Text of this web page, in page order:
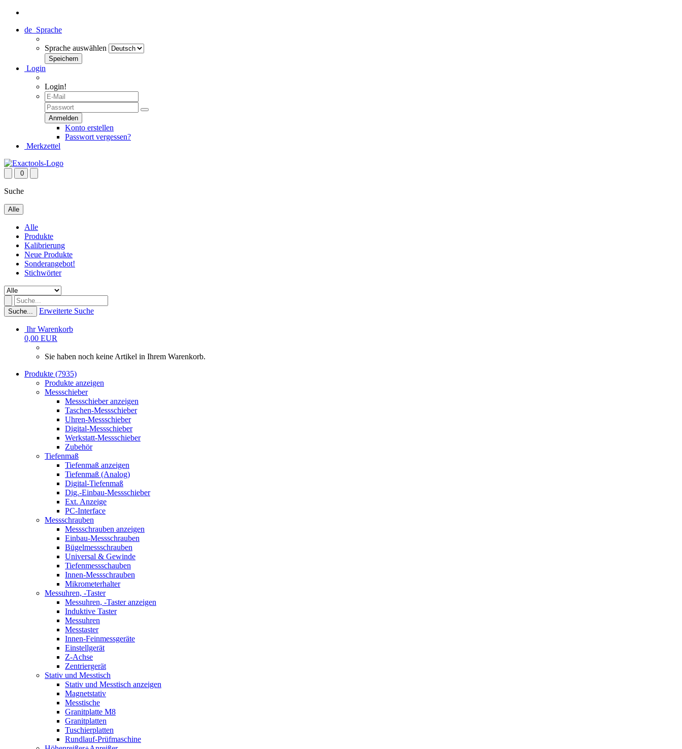
de Sprache
Sprache auswählen
Login
Login!
Konto erstellen
Passwort vergessen?
Merkzettel
0
Suche
Alle
Alle
Produkte
Kalibrierung
Neue Produkte
Sonderangebot!
Stichwörter
Suche... Erweiterte Suche
Ihr Warenkorb
0,00 EUR
Sie haben noch keine Artikel in Ihrem Warenkorb.
Produkte (7935)
Produkte anzeigen
Messschieber
Messschieber anzeigen
Taschen-Messschieber
Uhren-Messschieber
Digital-Messschieber
Werkstatt-Messschieber
Zubehör
Tiefenmaß
Tiefenmaß anzeigen
Tiefenmaß (Analog)
Digital-Tiefenmaß
Dig.-Einbau-Messschieber
Ext. Anzeige
PC-Interface
Messschrauben
Messschrauben anzeigen
Einbau-Messschrauben
Bügelmessschrauben
Universal & Gewinde
Tiefenmessschauben
Innen-Messschrauben
Mikrometerhalter
Messuhren, -Taster
Messuhren, -Taster anzeigen
Induktive Taster
Messuhren
Messtaster
Innen-Feinmessgeräte
Einstellgerät
Z-Achse
Zentriergerät
Stativ und Messtisch
Stativ und Messtisch anzeigen
Magnetstativ
Messtische
Granitplatte M8
Granitplatten
Tuschierplatten
Rundlauf-Prüfmaschine